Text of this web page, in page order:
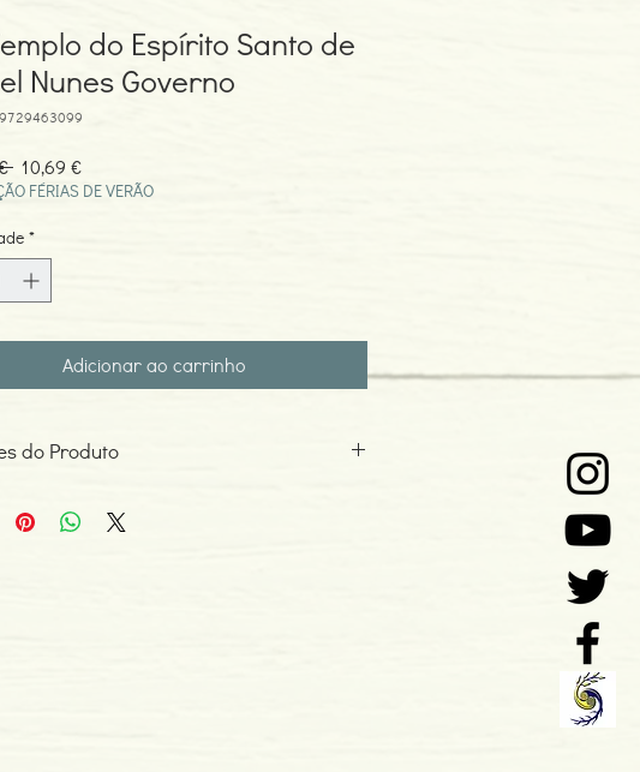
do Espírito Santo de
Nunes Governo
Preço
normal
10,69 €Preço
promocional
FÉRIAS DE VERÃO
*
Adicionar ao carrinho
do Produto